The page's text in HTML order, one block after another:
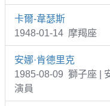
卡爾-韋瑟斯
1948-01-14 摩羯座
安娜·肯德里克
1985-08-09 獅子座 |
演員